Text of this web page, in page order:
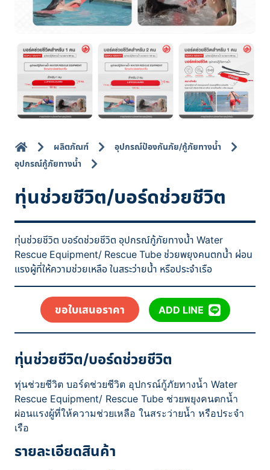
ผลิตภัณฑ์
อุปกรณ์ป้องกันภัย/กู้ภัยทางน้ำ
อุปกรณ์กู้ภัยทางน้ำ
ทุ่นช่วยชีวิต/บอร์ดช่วยชีวิต
ทุ่นช่วยชีวิต บอร์ดช่วยชีวิต อุปกรณ์กู้ภัยทางน้ำ Water
Rescue Equipment/ Rescue Tube ช่วยพยุงคนตกน้ำ ผ่อน
แรงผู้ที่ให้ความช่วยเหลือ ในสระว่ายน้ำ หรือประจำเรือ
ขอใบเสนอราคา ADD LINE
ทุ่นช่วยชีวิต/บอร์ดช่วยชีวิต
ทุ่นช่วยชีวิต บอร์ดช่วยชีวิต อุปกรณ์กู้ภัยทางน้ำ Water
Rescue Equipment/ Rescue Tube ช่วยพยุงคนตกน้ำ
ผ่อนแรงผู้ที่ให้ความช่วยเหลือ ในสระว่ายน้ำ หรือประจำ
เรือ
รายละเอียดสินค้า